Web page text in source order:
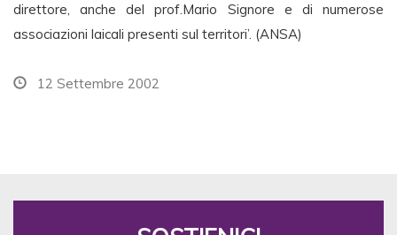
direttore, anche del prof.Mario Signore e di numerose
associazioni laicali presenti sul territori’. (ANSA)
12 Settembre 2002